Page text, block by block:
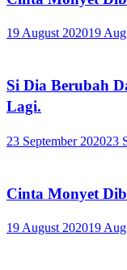
19 August 202019
Si Dia Berubah
Lagi.
23 September 202023
Cinta Monyet
19 August 202019